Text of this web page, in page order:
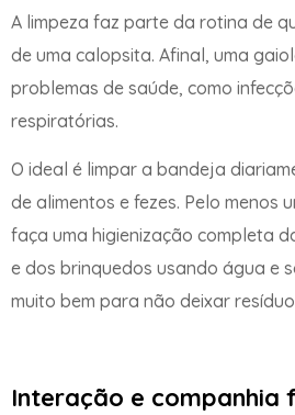
A limpeza faz parte da rotina de
de uma calopsita. Afinal, uma
problemas de saúde, como
respiratórias.
O ideal é limpar a bandeja
de alimentos e fezes. Pelo menos
faça uma higienização completa
e dos brinquedos usando água e
muito bem para não deixar
Interação e companhia